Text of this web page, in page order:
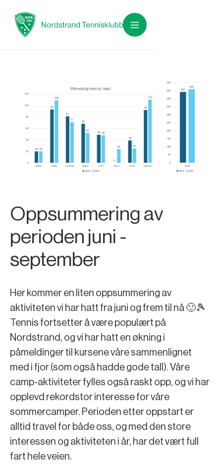
Oppsummering av
perioden juni -
september
Her kommer en liten oppsummering av
aktiviteten vi har hatt fra juni og frem til nå 🙂🎾
Tennis fortsetter å være populært på
Nordstrand, og vi har hatt en økning i
påmeldinger til kursene våre sammenlignet
med i fjor (som også hadde gode tall). Våre
camp-aktiviteter fylles også raskt opp, og vi har
opplevd rekordstor interesse for våre
sommercamper. Perioden etter oppstart er
alltid travel for både oss, og med den store
interessen og aktiviteten i år, har det vært full
fart hele veien.